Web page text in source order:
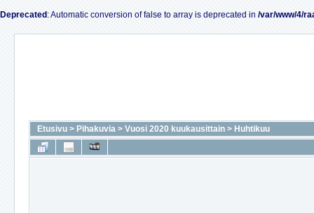
Deprecated : Automatic conversion of false to array is deprecated in /var/www/4/
Etusivu > Pihakuvia > Vuosi 2020 kuukausittain > Huhtikuu